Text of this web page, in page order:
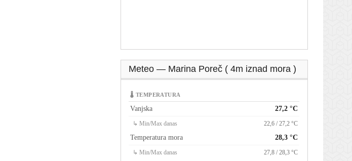
Meteo — Marina Poreč ( 4m iznad mora )
🌡 TEMPERATURA
Vanjska 27,2 °C
↳ Min/Max danas 22,6 / 27,2 °C
Temperatura mora 28,3 °C
↳ Min/Max danas 27,8 / 28,3 °C